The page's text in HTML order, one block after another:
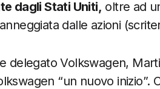
dagli Stati Uniti, oltre ad
dalle azioni
delegato Volkswagen,
“un nuovo